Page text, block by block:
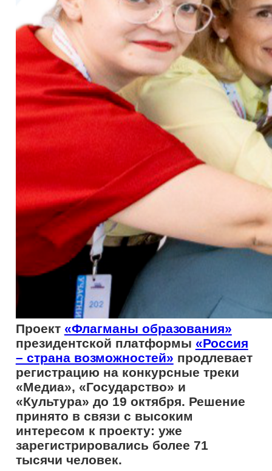
Проект«Флагманы образования»
президентской платформы«Россия
продлевает
регистрацию на конкурсные треки
«Медиа», «Государство» и
«Культура» до 19 октября. Решение
принято в связи с высоким
интересом к проекту: уже
зарегистрировались более 71
тысячи человек.
Каждый трек дает доступ к
просветительским курсам, встречам с
экспертами и практическим заданиям.
«Медиа» помогает освоить
современные медиакомпетенции,
создать и развить личный бренд в
соцсетях. На это направление уже
зарегистрировались14 352участника.
«Государство» раскрывает ключевые
управленческие процессы и помогает
лучше понять устройство страны. Трек
набрал11 047регистраций.
«Культура» показывает, как связаны
искусство, образование, воспитание и
развитие личности.11 146 человек уже
присоединились к треку.
«Мы видим большой интерес к
проекту и понимаем, что многим
важно дополнительное время, чтобы
подать заявку, пройти